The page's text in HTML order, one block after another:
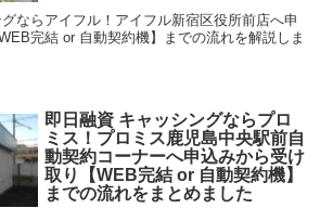
ならアイフル！アイフル新宿区役所前店へ申
完結 or 自動契約機】までの流れを解説しま
即日融資 キャッシングならプロ
ミス！プロミス鹿児島中央駅前自
動契約コーナーへ申込みから受け
取り【WEB完結 or 自動契約機】
までの流れをまとめました